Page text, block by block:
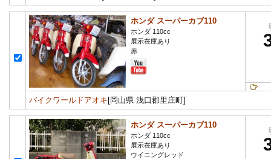
ホンダ スーパーカブ110
ホンダ 110cc
展示在庫あり
赤
バイクワールドアオキ [岡山県 浅口郡里庄町]
ホンダ スーパーカブ110
ホンダ 110cc
展示在庫あり
ウイニングレッド